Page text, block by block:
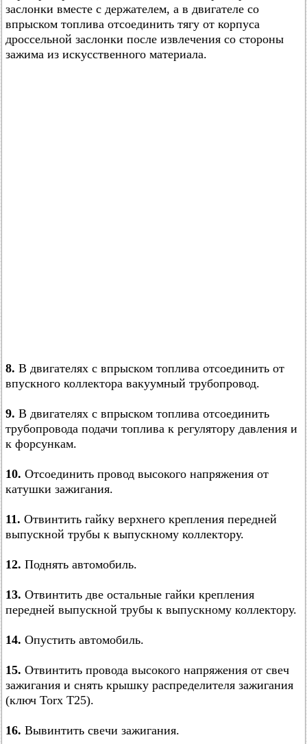
заслонки вместе с держателем, а в двигателе со
впрыском топлива отсоединить тягу от корпуса
дроссельной заслонки после извлечения со стороны
зажима из искусственного материала.
8. В двигателях с впрыском топлива отсоединить от
впускного коллектора вакуумный трубопровод.
9. В двигателях с впрыском топлива отсоединить
трубопровода подачи топлива к регулятору давления и
к форсункам.
10. Отсоединить провод высокого напряжения от
катушки зажигания.
11. Отвинтить гайку верхнего крепления передней
выпускной трубы к выпускному коллектору.
12. Поднять автомобиль.
13. Отвинтить две остальные гайки крепления
передней выпускной трубы к выпускному коллектору.
14. Опустить автомобиль.
15. Отвинтить провода высокого напряжения от свеч
зажигания и снять крышку распределителя зажигания
(ключ Torx T25).
16. Вывинтить свечи зажигания.